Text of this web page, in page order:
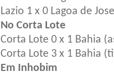
Lazio 1 x 0 Lagoa de
No Corta Lote
Corta Lote 0 x 1 Bahia
Corta Lote 3 x 1 Bahia
Em Inhobim